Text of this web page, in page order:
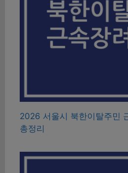
2026 서울시 북한이탈주민
총정리